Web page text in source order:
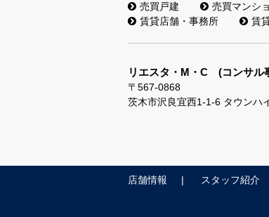
売買戸建 売買マンシ
賃貸店舗・事務所
賃
リエスタ・M・C (コンサル
〒567-0868
茨木市沢良宜西1-1-6 タウンハ
店舗情報 スタッフ紹介